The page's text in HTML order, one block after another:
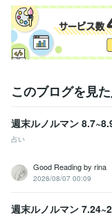
このブログを見
週末ルノルマン
占い
Good Reading by rina
2026/08/07 00:09
週末ルノルマン